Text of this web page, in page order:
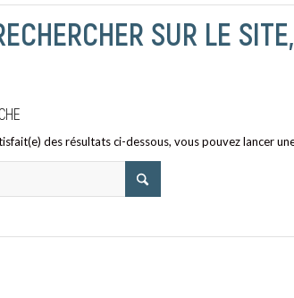
SUR LE
des résultats ci-dessous, vous pouvez lancer